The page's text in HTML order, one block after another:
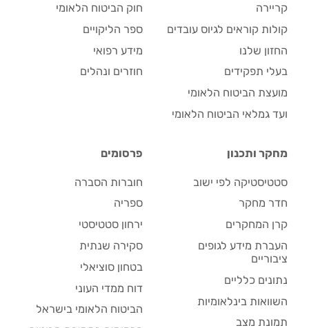
קריירה
קולות קוראים לגיוס עובדים
החזון שלנו
בעלי תפקידים
מועצת הביטוח הלאומי
ועד גמלאי הביטוח הלאומי
חוק הביטוח הלאומי
ספר הליקויים
מידע רפואי
חוזרים ונהלים
מחקר ותכנון
סטטיסטיקה לפי ישוב
חדר מחקר
קרן המחקרים
העברת מידע לגופים
ציבוריים
נתונים כלליים
השוואות בינלאומיות
תמונת מצב
פרסומים
חוברות הסברה
ספריה
ירחון סטטיסטי
סקירה שנתית
בטחון סוציאלי
דוח ממדי העוני
הביטוח הלאומי בישראל